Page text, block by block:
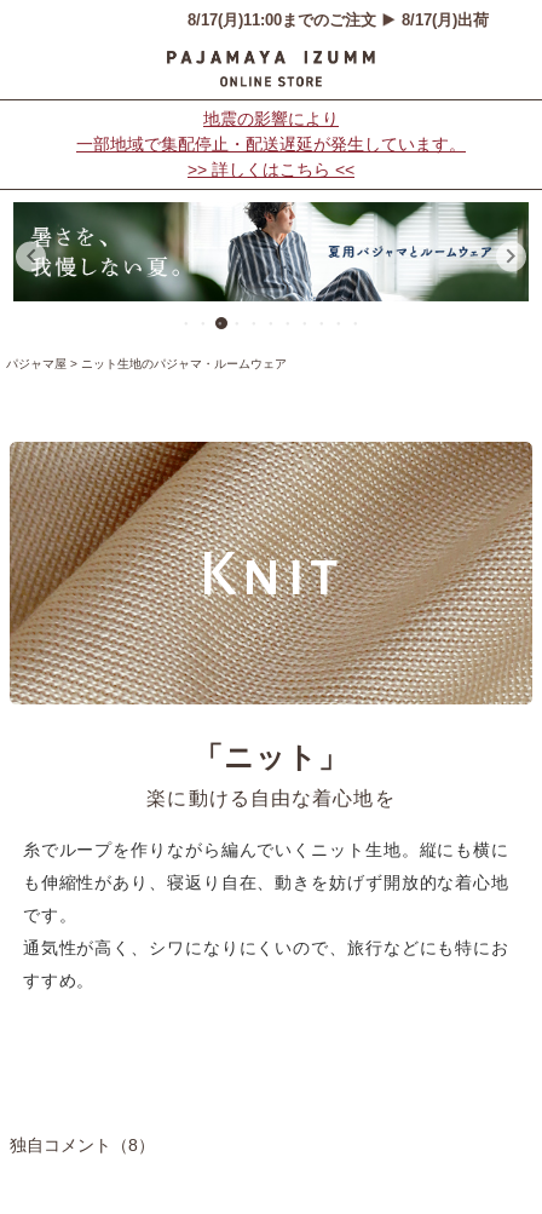
地震の影響により
一部地域で集配停止・配送遅延が発生しています。
>> 詳しくはこちら <<
パジャマ屋 ニット生地のパジャマ・ルームウェア
Knit
「ニット」
楽に動ける自由な着心地を
糸でループを作りながら編んでいくニット生地。縦にも横に
も伸縮性があり、寝返り自在、動きを妨げず開放的な着心地
です。
通気性が高く、シワになりにくいので、旅行などにも特にお
すすめ。
独自コメント（8）